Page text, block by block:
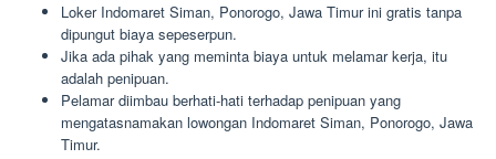
Loker Indomaret Siman, Ponorogo, Jawa Timur ini gratis tanpa
dipungut biaya sepeserpun.
Jika ada pihak yang meminta biaya untuk melamar kerja, itu
adalah penipuan.
Pelamar diimbau berhati-hati terhadap penipuan yang
mengatasnamakan lowongan Indomaret Siman, Ponorogo, Jawa
Timur.